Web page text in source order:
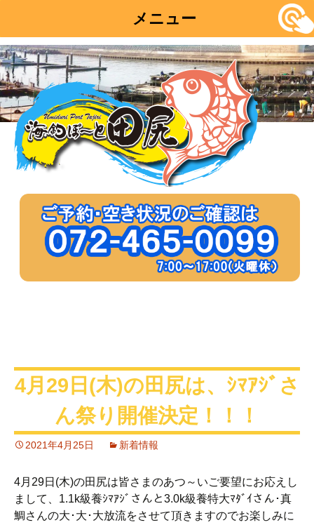
メニュー
コ
ン
テ
ン
ツ
4月29日(木)の田尻は、ｼﾏｱｼﾞさ
ん祭り開催決定！！！
2021年4月25日 新着情報
4月29日(木)の田尻は皆さまのあつ～いご要望にお応えし
まして、1.1k級養ｼﾏｱｼﾞさんと3.0k級養特大ﾏﾀﾞｲさん･真
鯛さんの大･大･大放流をさせて頂きますのでお楽しみに